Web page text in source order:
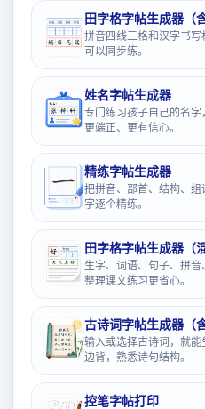
田字格字帖生成器（
拼音四线三格和汉字书
可以同步练。
姓名字帖生成器
专门练习孩子自己的名
更端正、更有信心。
精练字帖生成器
把拼音、部首、结构、
字逐个精练。
田字格字帖生成器（
生字、词语、句子、拼音
整理课文练习更省心。
古诗词字帖生成器（
输入或选择古诗词，就
边背，熟悉诗句结构。
控笔字帖打印